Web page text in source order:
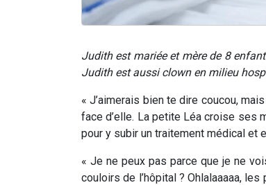
Judith est mariée et mère de 8
Judith est aussi clown en milieu
« J’aimerais bien te dire coucou,
face d’elle. La petite Léa croise ses
pour y subir un traitement médical et
« Je ne peux pas parce que je ne
couloirs de l’hôpital ? Ohlalaaaaa,